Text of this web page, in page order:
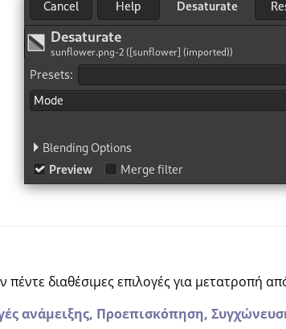
πέντε διαθέσιμες επιλογές για μετατροπή
ανάμειξης, Προεπισκόπηση,